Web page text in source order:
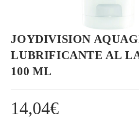
JOYDIVISION
LUBRIFICANTE AL
100 ML
14,04€